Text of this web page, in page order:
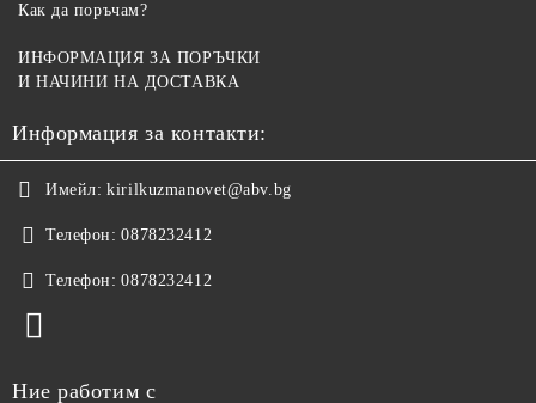
Как да поръчам?
ИНФОРМАЦИЯ ЗА ПОРЪЧКИ
И НАЧИНИ НА ДОСТАВКА
Информация за контакти:
Имейл: kirilkuzmanovet@abv.bg
Телефон: 0878232412
Телефон: 0878232412
Ние работим с